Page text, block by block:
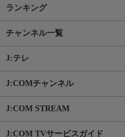
ランキング
チャンネル一覧
J:テレ
J:COMチャンネル
J:COM STREAM
J:COM TVサービスガイド